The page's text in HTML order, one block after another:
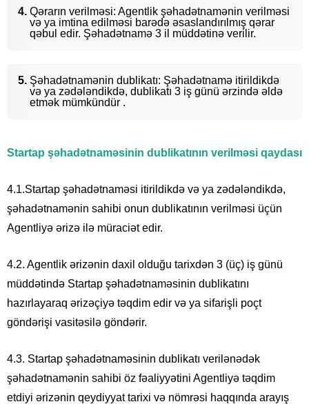
Qərarın verilməsi: Agentlik şəhadətnamənin verilməsi
və ya imtina edilməsi barədə əsaslandırılmış qərar
qəbul edir. Şəhadətnamə 3 il müddətinə verilir.
Şəhadətnamənin dublikatı: Şəhadətnamə itirildikdə
və ya zədələndikdə, dublikatı 3 iş günü ərzində əldə
etmək mümkündür .
Startap şəhadətnaməsinin dublikatının verilməsi qaydası
4.1.Startap şəhadətnaməsi itirildikdə və ya zədələndikdə,
şəhadətnamənin sahibi onun dublikatının verilməsi üçün
Agentliyə ərizə ilə müraciət edir.
4.2. Agentlik ərizənin daxil olduğu tarixdən 3 (üç) iş günü
müddətində Startap şəhadətnaməsinin dublikatını
hazırlayaraq ərizəçiyə təqdim edir və ya sifarişli poçt
göndərişi vasitəsilə göndərir.
4.3. Startap şəhadətnaməsinin dublikatı verilənədək
şəhadətnamənin sahibi öz fəaliyyətini Agentliyə təqdim
etdiyi ərizənin qeydiyyat tarixi və nömrəsi haqqında arayış